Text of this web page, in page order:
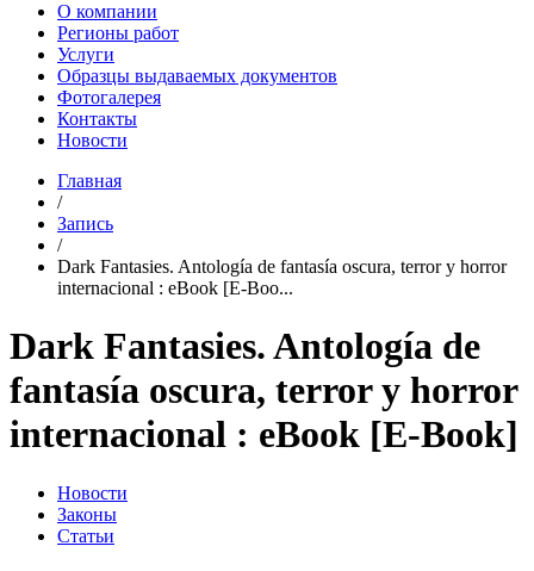
О компании
Регионы работ
Услуги
Образцы выдаваемых документов
Фотогалерея
Контакты
Новости
Главная
/
Запись
/
Dark Fantasies. Antología de fantasía oscura, terror y horror
internacional : eBook [E-Boo...
Dark Fantasies. Antología de
fantasía oscura, terror y horror
internacional : eBook [E-Book]
Новости
Законы
Статьи